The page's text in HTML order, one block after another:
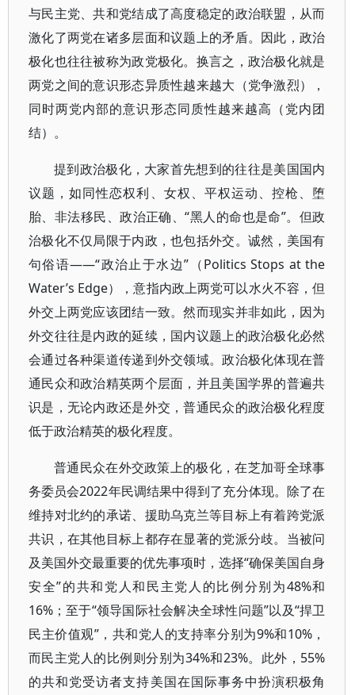
与民主党、共和党结成了高度稳定的政治联盟，从而
激化了两党在诸多层面和议题上的矛盾。因此，政治
极化也往往被称为政党极化。换言之，政治极化就是
两党之间的意识形态异质性越来越大（党争激烈），
同时两党内部的意识形态同质性越来越高（党内团
结）。
提到政治极化，大家首先想到的往往是美国国内
议题，如同性恋权利、女权、平权运动、控枪、堕
胎、非法移民、政治正确、“黑人的命也是命”。但政
治极化不仅局限于内政，也包括外交。诚然，美国有
句俗语——“政治止于水边”（Politics Stops at the
Water’s Edge），意指内政上两党可以水火不容，但
外交上两党应该团结一致。然而现实并非如此，因为
外交往往是内政的延续，国内议题上的政治极化必然
会通过各种渠道传递到外交领域。政治极化体现在普
通民众和政治精英两个层面，并且美国学界的普遍共
识是，无论内政还是外交，普通民众的政治极化程度
低于政治精英的极化程度。
普通民众在外交政策上的极化，在芝加哥全球事
务委员会2022年民调结果中得到了充分体现。除了在
维持对北约的承诺、援助乌克兰等目标上有着跨党派
共识，在其他目标上都存在显著的党派分歧。当被问
及美国外交最重要的优先事项时，选择“确保美国自身
安全”的共和党人和民主党人的比例分别为48%和
16%；至于“领导国际社会解决全球性问题”以及“捍卫
民主价值观”，共和党人的支持率分别为9%和10%，
而民主党人的比例则分别为34%和23%。此外，55%
的共和党受访者支持美国在国际事务中扮演积极角